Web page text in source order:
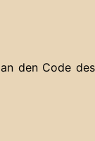
den Code des